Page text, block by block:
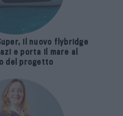
il nuovo flybridge
e porta il mare al
del progetto